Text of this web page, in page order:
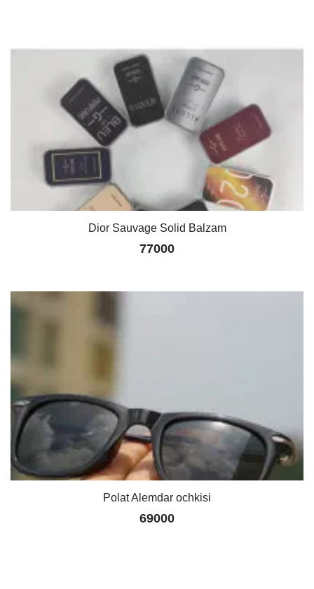
Dior Sauvage Solid Balzam
77000
Polat Alemdar ochkisi
69000